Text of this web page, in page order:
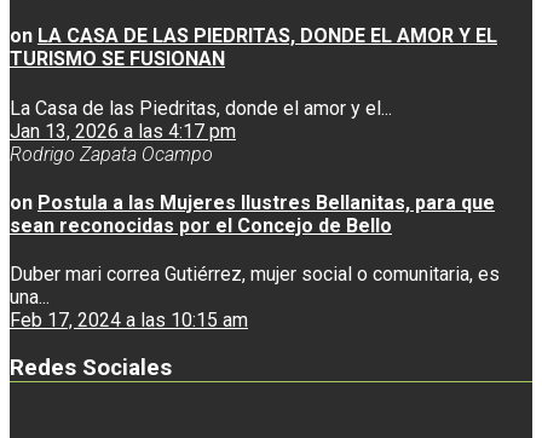
on LA CASA DE LAS PIEDRITAS, DONDE EL AMOR Y EL
TURISMO SE FUSIONAN
La Casa de las Piedritas, donde el amor y el...
Jan 13, 2026 a las 4:17 pm
Rodrigo Zapata Ocampo
on Postula a las Mujeres Ilustres Bellanitas, para que
sean reconocidas por el Concejo de Bello
Duber mari correa Gutiérrez, mujer social o comunitaria, es
una...
Feb 17, 2024 a las 10:15 am
Redes Sociales